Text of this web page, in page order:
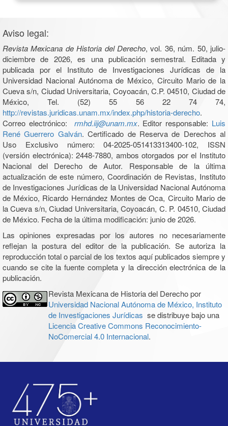
Aviso legal:
Revista Mexicana de Historia del Derecho, vol. 36, núm. 50, julio-
diciembre de 2026, es una publicación semestral. Editada y
publicada por el Instituto de Investigaciones Jurídicas de la
Universidad Nacional Autónoma de México, Circuito Mario de la
Cueva s/n, Ciudad Universitaria, Coyoacán, C.P. 04510, Ciudad de
México, Tel. (52) 55 56 22 74 74,
http://revistas.juridicas.unam.mx/index.php/historia-derecho.
Correo electrónico:
rmhd.iij@unam.mx. Editor responsable: Luis
René Guerrero Galván. Certificado de Reserva de Derechos al
Uso Exclusivo número: 04-2025-051413313400-102, ISSN
(versión electrónica): 2448-7880, ambos otorgados por el Instituto
Nacional del Derecho de Autor. Responsable de la última
actualización de este número, Coordinación de Revistas, Instituto
de Investigaciones Jurídicas de la Universidad Nacional Autónoma
de México, Ricardo Hernández Montes de Oca, Circuito Mario de
la Cueva s/n, Ciudad Universitaria, Coyoacán, C. P. 04510, Ciudad
de México. Fecha de la última modificación: junio de 2026.
Las opiniones expresadas por los autores no necesariamente
reflejan la postura del editor de la publicación. Se autoriza la
reproducción total o parcial de los textos aquí publicados siempre y
cuando se cite la fuente completa y la dirección electrónica de la
publicación.
Revista Mexicana de Historia del Derecho por
Universidad Nacional Autónoma de México, Instituto
de Investigaciones Jurídicas se distribuye bajo una
Licencia Creative Commons Reconocimiento-
NoComercial 4.0 Internacional.